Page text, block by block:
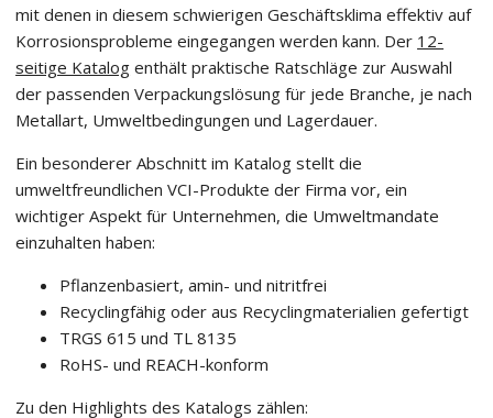
mit denen in diesem schwierigen Geschäftsklima effektiv auf
Korrosionsprobleme eingegangen werden kann. Der 12-
seitige Katalog enthält praktische Ratschläge zur Auswahl
der passenden Verpackungslösung für jede Branche, je nach
Metallart, Umweltbedingungen und Lagerdauer.
Ein besonderer Abschnitt im Katalog stellt die
umweltfreundlichen VCI-Produkte der Firma vor, ein
wichtiger Aspekt für Unternehmen, die Umweltmandate
einzuhalten haben:
Pflanzenbasiert, amin- und nitritfrei
Recyclingfähig oder aus Recyclingmaterialien gefertigt
TRGS 615 und TL 8135
RoHS- und REACH-konform
Zu den Highlights des Katalogs zählen: